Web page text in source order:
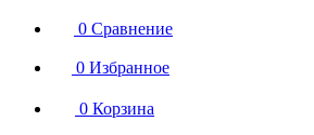
0 Сравнение
0 Избранное
0 Корзина